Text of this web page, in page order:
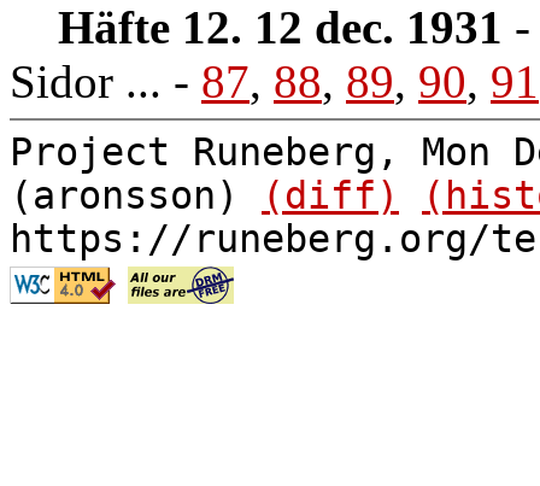
Häfte 12. 12 dec. 1931
Sidor ... - 87, 88, 89, 90, 91
Project Runeberg, Mon
(aronsson)
(diff)
https://runeberg.org/